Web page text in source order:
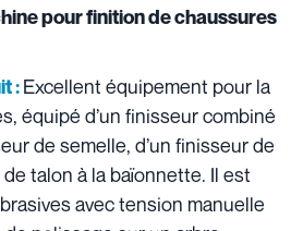
pour finition de chaussures
:Excellent équipement pour la
équipé d’un finisseur combiné
de semelle, d’un finisseur de
talon à la baïonnette. Il est
avec tension manuelle